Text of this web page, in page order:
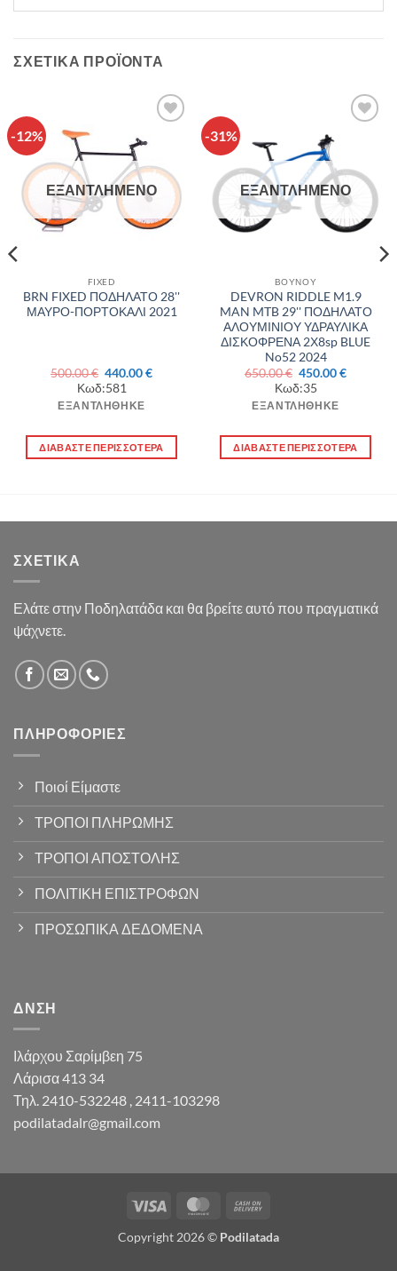
ΣΧΕΤΙΚΆ ΠΡΟΪΌΝΤΑ
-12%
στην λίστα
επιθυμιών
ΕΞΑΝΤΛΗΜΈΝΟ
FIXED
BRN FIXED ΠΟΔΗΛΑΤΟ 28''
ΜΑΥΡΟ-ΠΟΡΤΟΚΑΛΙ 2021
500.00€ Original
price
was:
500.00 €.
440.00€Η
Κωδ:581
ΕΞΑΝΤΛΉΘΗΚΕ
ΔΙΑΒΆΣΤΕ ΠΕΡΙΣΣΌΤΕΡΑ
-31%
Πρόσθήκη
στην λίστα
επιθυμιών
ΕΞΑΝΤΛΗΜΈΝΟ
ΒΟΥΝΟΥ
DEVRON RIDDLE M1.9
MAN MTB 29'' ΠΟΔΗΛΑΤΟ
ΑΛΟΥΜΙΝΙΟΥ ΥΔΡΑΥΛΙΚΑ
ΔΙΣΚΟΦΡΕΝΑ 2Χ8sp BLUE
No52 2024
650.00€ Original
price
was:
650.00 €.
450.00€Η
Κωδ:35
ΕΞΑΝΤΛΉΘΗΚΕ
ΔΙΑΒΆΣΤΕ ΠΕΡΙΣΣΌΤΕΡΑ
ΣΧΕΤΙΚΆ
Ελάτε στην Ποδηλατάδα και θα βρείτε αυτό που πραγματικά
ψάχνετε.
ΠΛΗΡΟΦΟΡΊΕΣ
Ποιοί Είμαστε
ΤΡΟΠΟΙ ΠΛΗΡΩΜΗΣ
ΤΡΟΠΟΙ ΑΠΟΣΤΟΛΗΣ
ΠΟΛΙΤΙΚΗ ΕΠΙΣΤΡΟΦΩΝ
ΠΡΟΣΩΠΙΚΑ ΔΕΔΟΜΕΝΑ
ΔΝΣΗ
Ιλάρχου Σαρίμβεη 75
Λάρισα 413 34
Τηλ. 2410-532248 , 2411-103298
podilatadalr@gmail.com
Visa MasterCard
Delivery
Copyright 2026 © Podilatada